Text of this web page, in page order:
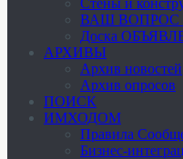
ВАШ ВОПРОС
Доска
АРХИВЫ
Архив новостей
Архив опросов
ПОИСК
ИМХОДОМ
Правила
Бизнес-